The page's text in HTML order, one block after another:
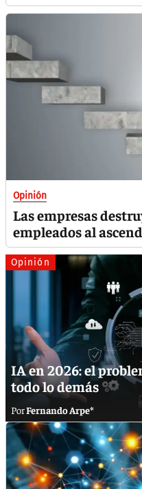
Opinión
Las empresas
empleados al
Opinión
IA en 2026: el
todo lo demás
Fernando Arpe*